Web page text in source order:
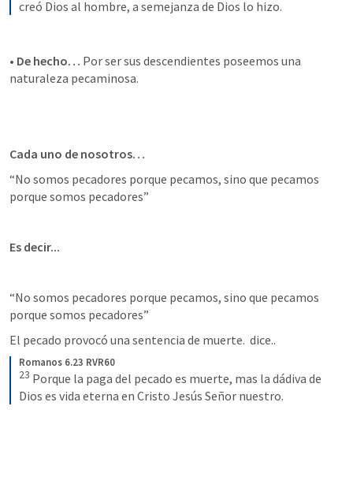
creó Dios al hombre, a semejanza de Dios lo hizo.
• De hecho… Por ser sus descendientes poseemos una
naturaleza pecaminosa.
Cada uno de nosotros…
“No somos pecadores porque pecamos, sino que pecamos
porque somos pecadores”
Es decir...
“No somos pecadores porque pecamos, sino que pecamos
porque somos pecadores”
El pecado provocó una sentencia de muerte. dice..
Romanos 6.23 RVR60
23 Porque la paga del pecado es muerte, mas la dádiva de
Dios es vida eterna en Cristo Jesús Señor nuestro.